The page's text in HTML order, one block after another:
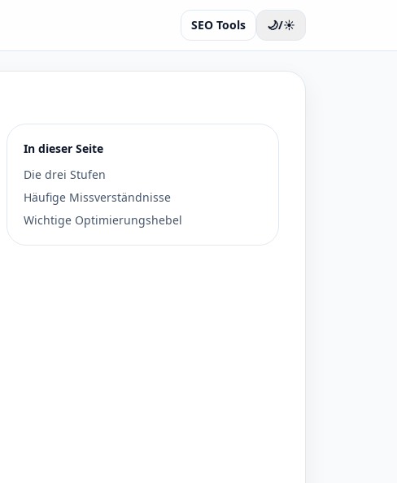
SEO Tools 🌙/☀️
In dieser Seite
Die drei Stufen
Häufige Missverständnisse
Wichtige Optimierungshebel